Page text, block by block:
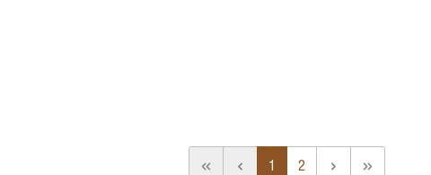
1 2